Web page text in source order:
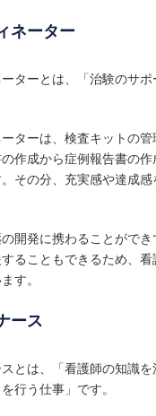
ネーター
ターとは、「治験のサ
ターは、検査キットの
作成から症例報告書の
その分、充実感や達成
開発に携わることがで
ることもできるため、
す。
ース
とは、「看護師の知識
行う仕事」です。